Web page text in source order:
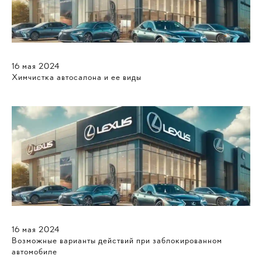
16 мая 2024
Химчистка автосалона и ее виды
16 мая 2024
Возможные варианты действий при заблокированном
автомобиле